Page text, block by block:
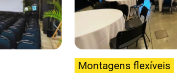
Montagens flexíveis